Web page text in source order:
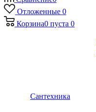
Отложенные 0
Корзина0 пуста 0
Сантехника